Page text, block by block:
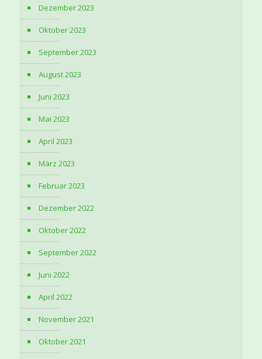
Dezember 2023
Oktober 2023
September 2023
August 2023
Juni 2023
Mai 2023
April 2023
März 2023
Februar 2023
Dezember 2022
Oktober 2022
September 2022
Juni 2022
April 2022
November 2021
Oktober 2021